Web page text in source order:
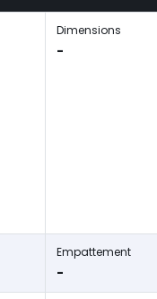
Dimensions
-
Empattement
-